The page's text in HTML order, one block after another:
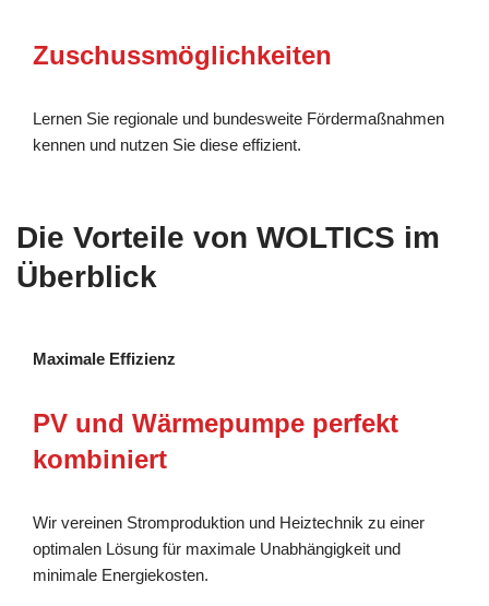
Zuschussmöglichkeiten
Lernen Sie regionale und bundesweite Fördermaßnahmen
kennen und nutzen Sie diese effizient.
Die Vorteile von WOLTICS im
Überblick
Maximale Effizienz
PV und Wärmepumpe perfekt
kombiniert
Wir vereinen Stromproduktion und Heiztechnik zu einer
optimalen Lösung für maximale Unabhängigkeit und
minimale Energiekosten.